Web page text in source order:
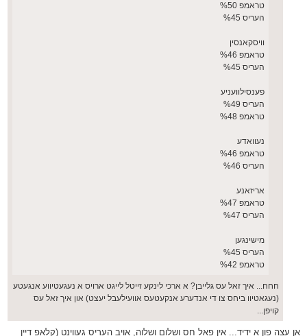
טראמפ %50
העריס %45
וויסקאנסין
טראמפ %46
העריס %45
פענסילוועניע
העריס %49
טראמפ %48
נעוואדע
טראמפ %46
העריס %46
אריזאנע
טראמפ %47
העריס %47
מישינגען
העריס %45
טראמפ %42
חחח... איך זאל עס גלייבן? א ארכי לינקע זייטל לייגט ארויס א נעגעטיווע אנגעטע
(נעגאטיוו ביחס צו די אנדערע אנקעטעס אוועילעבל יעצט) און איך זאל עס
קויפן...
אן עצה פון א ידיד... אין פאל חס ושלום ושלוה, אויב העריס געווינט (קלאפ דיין